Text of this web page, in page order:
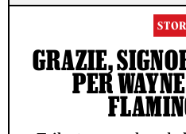
GRAZIE,
PER